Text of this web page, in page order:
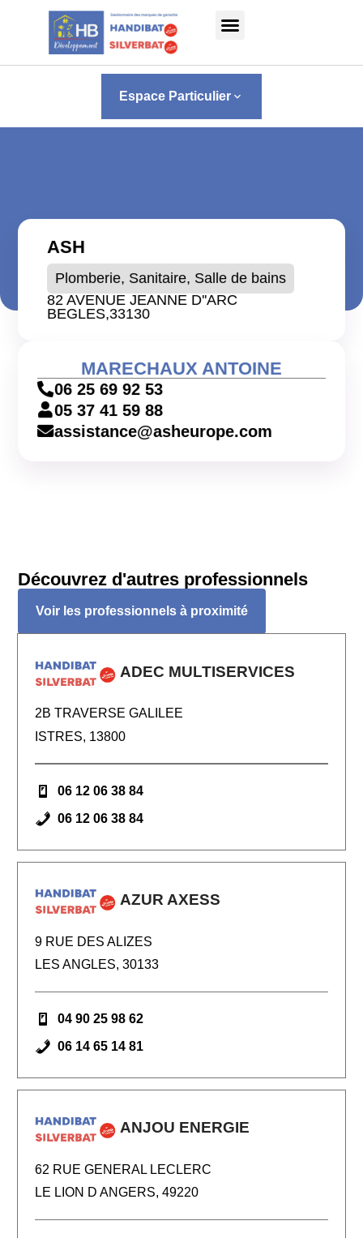
Panneau de gestion des cookies
Espace Particulier keyboard_arrow_down
ASH
Plomberie, Sanitaire, Salle de bains
82 AVENUE JEANNE D''ARC
BEGLES,33130
MARECHAUX ANTOINE
06 25 69 92 53
05 37 41 59 88
assistance@asheurope.com
Découvrez d'autres professionnels
Voir les professionnels à proximité
ADEC MULTISERVICES
2B TRAVERSE GALILEE
ISTRES, 13800
06 12 06 38 84
06 12 06 38 84
AZUR AXESS
9 RUE DES ALIZES
LES ANGLES, 30133
04 90 25 98 62
06 14 65 14 81
ANJOU ENERGIE
62 RUE GENERAL LECLERC
LE LION D ANGERS, 49220